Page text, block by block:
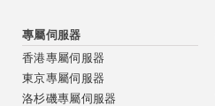
專屬伺服器
香港專屬伺服器
東京專屬伺服器
洛杉磯專屬伺服器